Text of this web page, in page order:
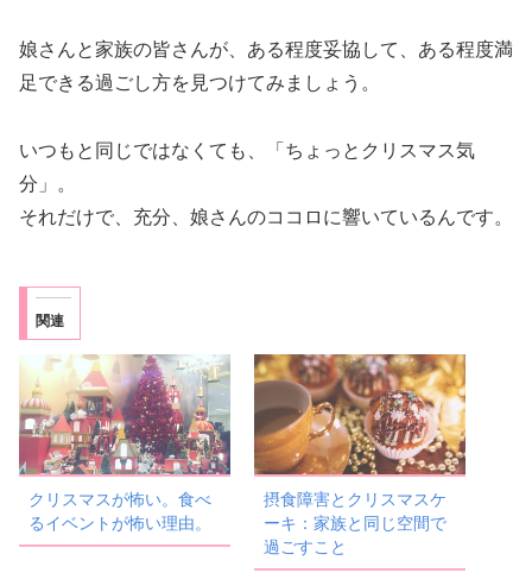
娘さんと家族の皆さんが、ある程度妥協して、ある程度満
足できる過ごし方を見つけてみましょう。
いつもと同じではなくても、「ちょっとクリスマス気
分」。
それだけで、充分、娘さんのココロに響いているんです。
関連
クリスマスが怖い。食べ
るイベントが怖い理由。
摂食障害とクリスマスケ
ーキ：家族と同じ空間で
過ごすこと